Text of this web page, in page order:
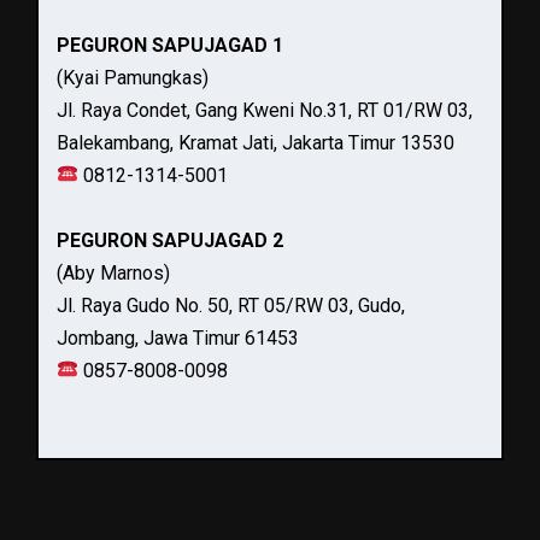
PEGURON SAPUJAGAD 1
(Kyai Pamungkas)
Jl. Raya Condet, Gang Kweni No.31, RT 01/RW 03,
Balekambang, Kramat Jati, Jakarta Timur 13530
0812-1314-5001
PEGURON SAPUJAGAD 2
(Aby Marnos)
Jl. Raya Gudo No. 50, RT 05/RW 03, Gudo,
Jombang, Jawa Timur 61453
0857-8008-0098